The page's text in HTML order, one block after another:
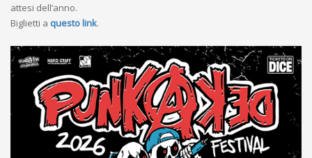
attesi dell’anno.
Biglietti a questo link.